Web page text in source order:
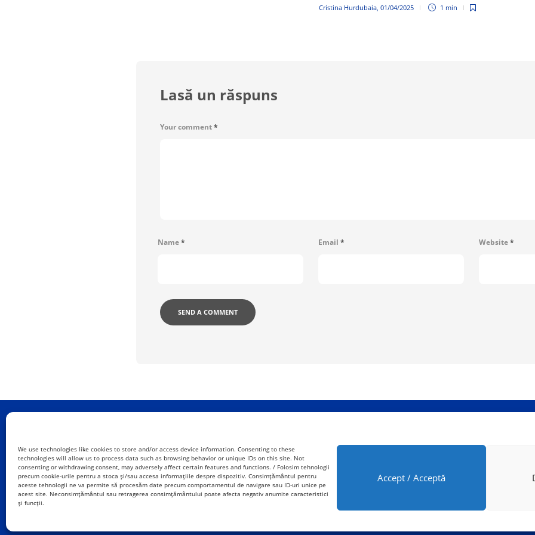
We use technologies like cookies to store and/or access device information. Consenting to these
technologies will allow us to process data such as browsing behavior or unique IDs on this site. Not
consenting or withdrawing consent, may adversely affect certain features and functions. / Folosim tehnologii
precum cookie-urile pentru a stoca și/sau accesa informațiile despre dispozitiv. Consimțământul pentru
aceste tehnologii ne va permite să procesăm date precum comportamentul de navigare sau ID-uri unice pe
acest site. Neconsimțământul sau retragerea consimțământului poate afecta negativ anumite caracteristici
și funcții.
Accept / Acceptă
Cristina Hurdubaia 01/04/2025 1 min
Lasă un răspuns
Your comment*
Name* Email* Website*
© 2021 Copacul cu fapte bune. Created by
PRIVACY POLICY